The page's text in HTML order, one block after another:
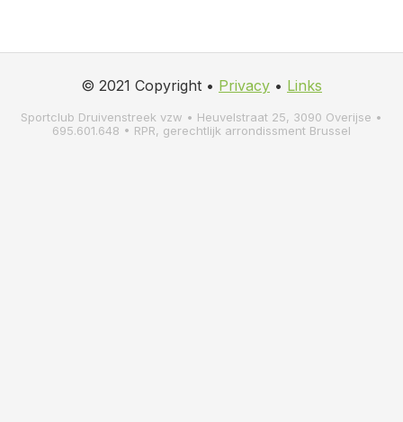
© 2021 Copyright • Privacy • Links
Sportclub Druivenstreek vzw • Heuvelstraat 25, 3090 Overijse •
695.601.648 • RPR, gerechtlijk arrondissment Brussel